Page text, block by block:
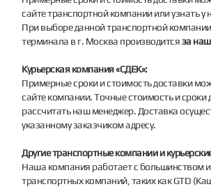
сайте транспортной компании или узнать у
При выборе данной транспортной компании
терминала в г. Москва производитсяза
Курьерская компания «СДЕК»:
Примерные сроки и стоимость доставки
сайте компании. Точные стоимость и сроки
рассчитать наш менеджер. Доставка
указанному заказчиком адресу.
Другие транспортные компании и
Наша компания работает с большинством
транспортных компаний, таких как GTD